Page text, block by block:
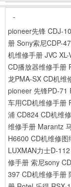
-
pioneer先锋 CDJ-
册 Sony索尼CDP-
机维修手册 JVC
CD播放器维修手册
龙PMA-SX CD机维
pioneer 先锋PD-71
车用CD机维修手册
浦 CD824 CD机维
维修手册 Marantz
H6600 CD机维修图
LUXMAN力士D-
修手册 索尼sony
397 CD机维修手册